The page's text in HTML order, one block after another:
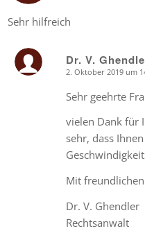
Sehr hilfreich
Dr. V.
2. Oktober 2019 um
Sehr geehrte
vielen Dank für
sehr, dass
Mit
Dr. V. Ghendler
Rechtsanwalt